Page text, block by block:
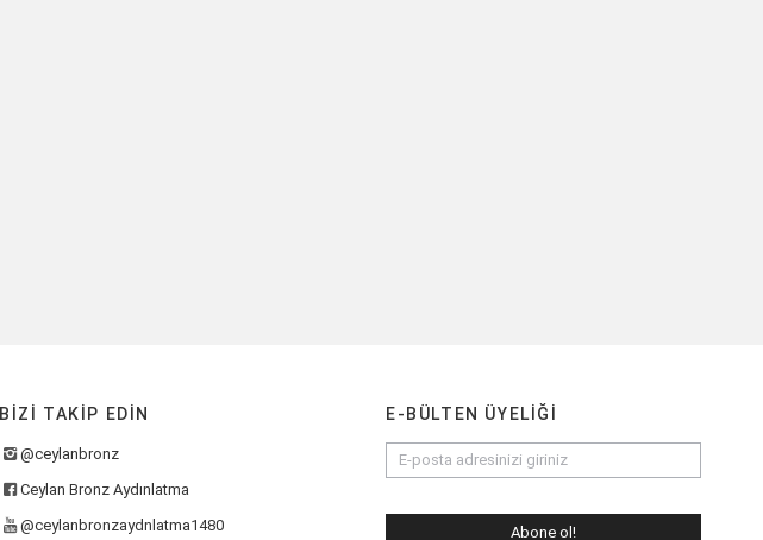
BIZI TAKIP EDIN
@ceylanbronz
Ceylan Bronz Aydınlatma
@ceylanbronzaydnlatma1480
E-BÜLTEN ÜYELIĞI